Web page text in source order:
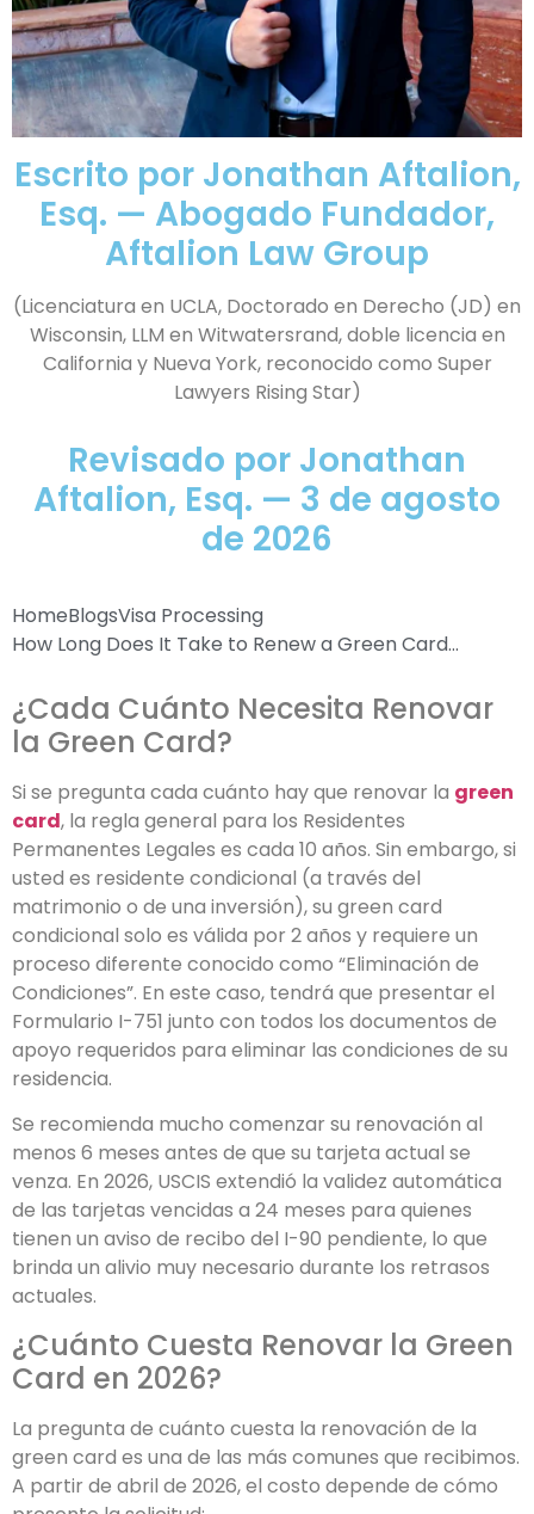
Escrito por Jonathan Aftalion,
Esq. — Abogado Fundador,
Aftalion Law Group
(Licenciatura en UCLA, Doctorado en Derecho (JD) en
Wisconsin, LLM en Witwatersrand, doble licencia en
California y Nueva York, reconocido como Super
Lawyers Rising Star)
Revisado por Jonathan
Aftalion, Esq. — 3 de agosto
de 2026
HomeBlogsVisa Processing
How Long Does It Take to Renew a Green Card...
¿Cada Cuánto Necesita Renovar
la Green Card?
Si se pregunta cada cuánto hay que renovar la green
card, la regla general para los Residentes
Permanentes Legales es cada 10 años. Sin embargo, si
usted es residente condicional (a través del
matrimonio o de una inversión), su green card
condicional solo es válida por 2 años y requiere un
proceso diferente conocido como “Eliminación de
Condiciones”. En este caso, tendrá que presentar el
Formulario I-751 junto con todos los documentos de
apoyo requeridos para eliminar las condiciones de su
residencia.
Se recomienda mucho comenzar su renovación al
menos 6 meses antes de que su tarjeta actual se
venza. En 2026, USCIS extendió la validez automática
de las tarjetas vencidas a 24 meses para quienes
tienen un aviso de recibo del I-90 pendiente, lo que
brinda un alivio muy necesario durante los retrasos
actuales.
¿Cuánto Cuesta Renovar la Green
Card en 2026?
La pregunta de cuánto cuesta la renovación de la
green card es una de las más comunes que recibimos.
A partir de abril de 2026, el costo depende de cómo